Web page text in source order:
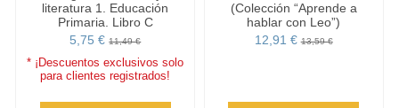
literatura 1. Educación
Primaria. Libro C
5,75 €11,49 €
* ¡Descuentos exclusivos solo
para clientes registrados!
(Colección “Aprende a
hablar con Leo”)
12,91 €13,59 €